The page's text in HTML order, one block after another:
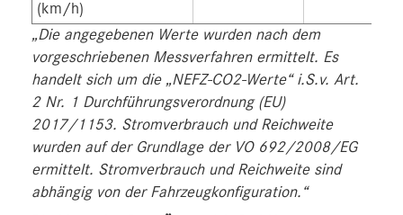
(km/h)
„Die angegebenen Werte wurden nach dem
vorgeschriebenen Messverfahren ermittelt. Es
handelt sich um die „NEFZ-CO2-Werte“ i.S.v. Art.
2 Nr. 1 Durchführungsverordnung (EU)
2017/1153. Stromverbrauch und Reichweite
wurden auf der Grundlage der VO 692/2008/EG
ermittelt. Stromverbrauch und Reichweite sind
abhängig von der Fahrzeugkonfiguration.“